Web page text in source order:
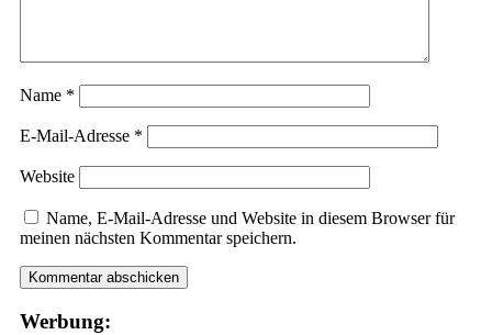
Name *
E-Mail-Adresse *
Website
Name, E-Mail-Adresse und Website in diesem Browser für
meinen nächsten Kommentar speichern.
Werbung: